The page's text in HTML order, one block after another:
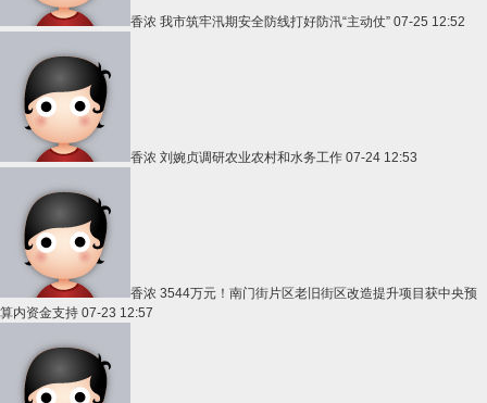
香浓 我市筑牢汛期安全防线打好防汛“主动仗” 07-25 12:52
香浓 刘婉贞调研农业农村和水务工作 07-24 12:53
香浓 3544万元！南门街片区老旧街区改造提升项目获中央预
算内资金支持 07-23 12:57